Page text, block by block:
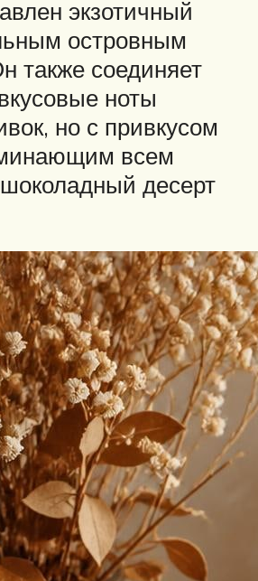
экзотичный
островным
также соединяет
ноты
но с привкусом
всем
десерт